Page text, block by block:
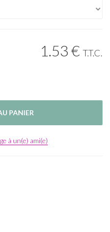
1.53€ T.T.C.
à un(e) ami(e)